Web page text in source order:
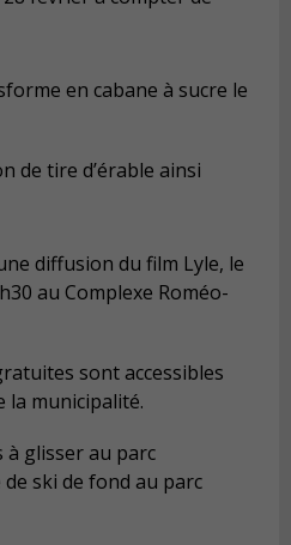
en cabane à sucre le
de tire d’érable ainsi
diffusion du film Lyle, le
au Complexe Roméo-
sont accessibles
la municipalité.
glisser au parc
ski de fond au parc